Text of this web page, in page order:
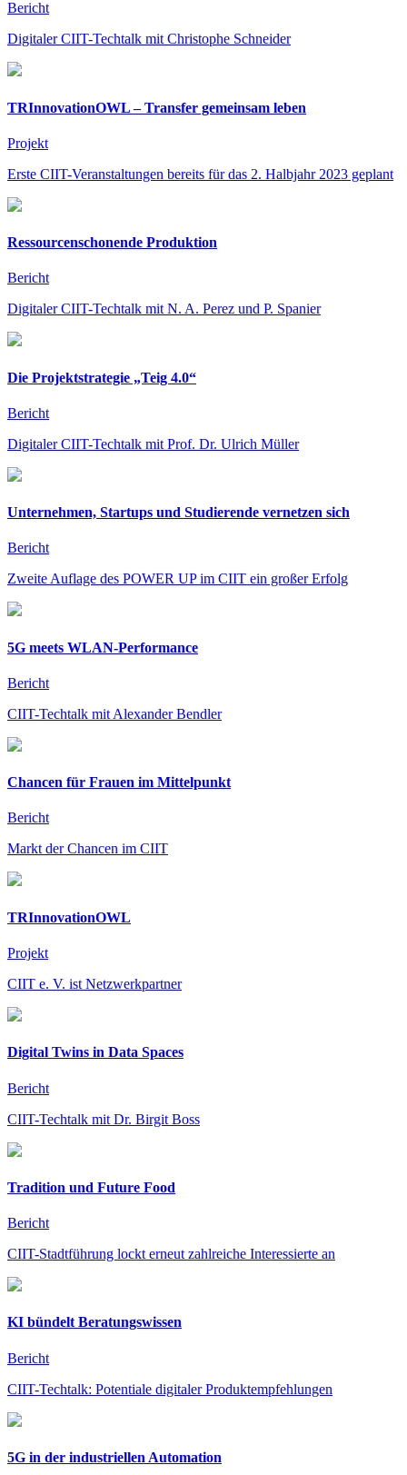
Bericht
Digitaler CIIT-Techtalk mit Christophe Schneider
TRInnovationOWL – Transfer gemeinsam leben
Projekt
Erste CIIT-Veranstaltungen bereits für das 2. Halbjahr 2023 geplant
Ressourcen­schonende Produktion
Bericht
Digitaler CIIT-Techtalk mit N. A. Perez und P. Spanier
Die Projektstrategie „Teig 4.0“
Bericht
Digitaler CIIT-Techtalk mit Prof. Dr. Ulrich Müller
Unternehmen, Startups und Studierende vernetzen sich
Bericht
Zweite Auflage des POWER UP im CIIT ein großer Erfolg
5G meets WLAN-Performance
Bericht
CIIT-Techtalk mit Alexander Bendler
Chancen für Frauen im Mittelpunkt
Bericht
Markt der Chancen im CIIT
TRInnovationOWL
Projekt
CIIT e. V. ist Netzwerkpartner
Digital Twins in Data Spaces
Bericht
CIIT-Techtalk mit Dr. Birgit Boss
Tradition und Future Food
Bericht
CIIT-Stadtführung lockt erneut zahlreiche Interessierte an
KI bündelt Beratungswissen
Bericht
CIIT-Techtalk: Potentiale digitaler Produktempfehlungen
5G in der industriellen Automation